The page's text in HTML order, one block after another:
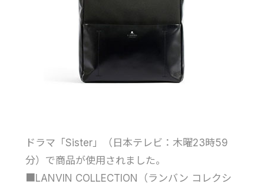
ドラマ「Sister」（日本テレビ：木曜23時59
分）で商品が使用されました。
■LANVIN COLLECTION（ランバン コレクシ